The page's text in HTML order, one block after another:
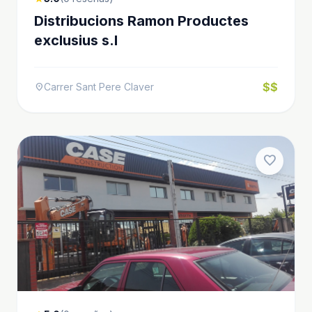
Distribucions Ramon Productes
exclusius s.l
location_onCarrer Sant Pere Claver $$
favorite